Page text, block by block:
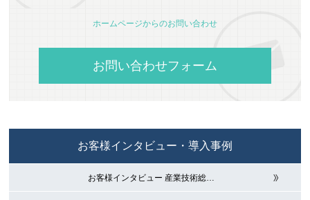
ホームページからのお問い合わせ
お問い合わせフォーム
お客様インタビュー・導入事例
お客様インタビュー 産業技術総…